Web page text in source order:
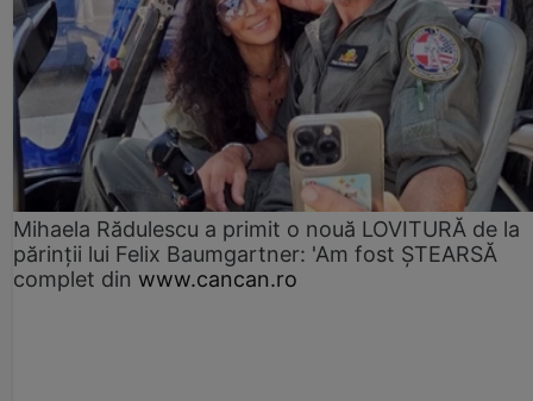
Mihaela Rădulescu a primit o nouă LOVITURĂ de la
părinții lui Felix Baumgartner: 'Am fost ȘTEARSĂ
complet din www.cancan.ro